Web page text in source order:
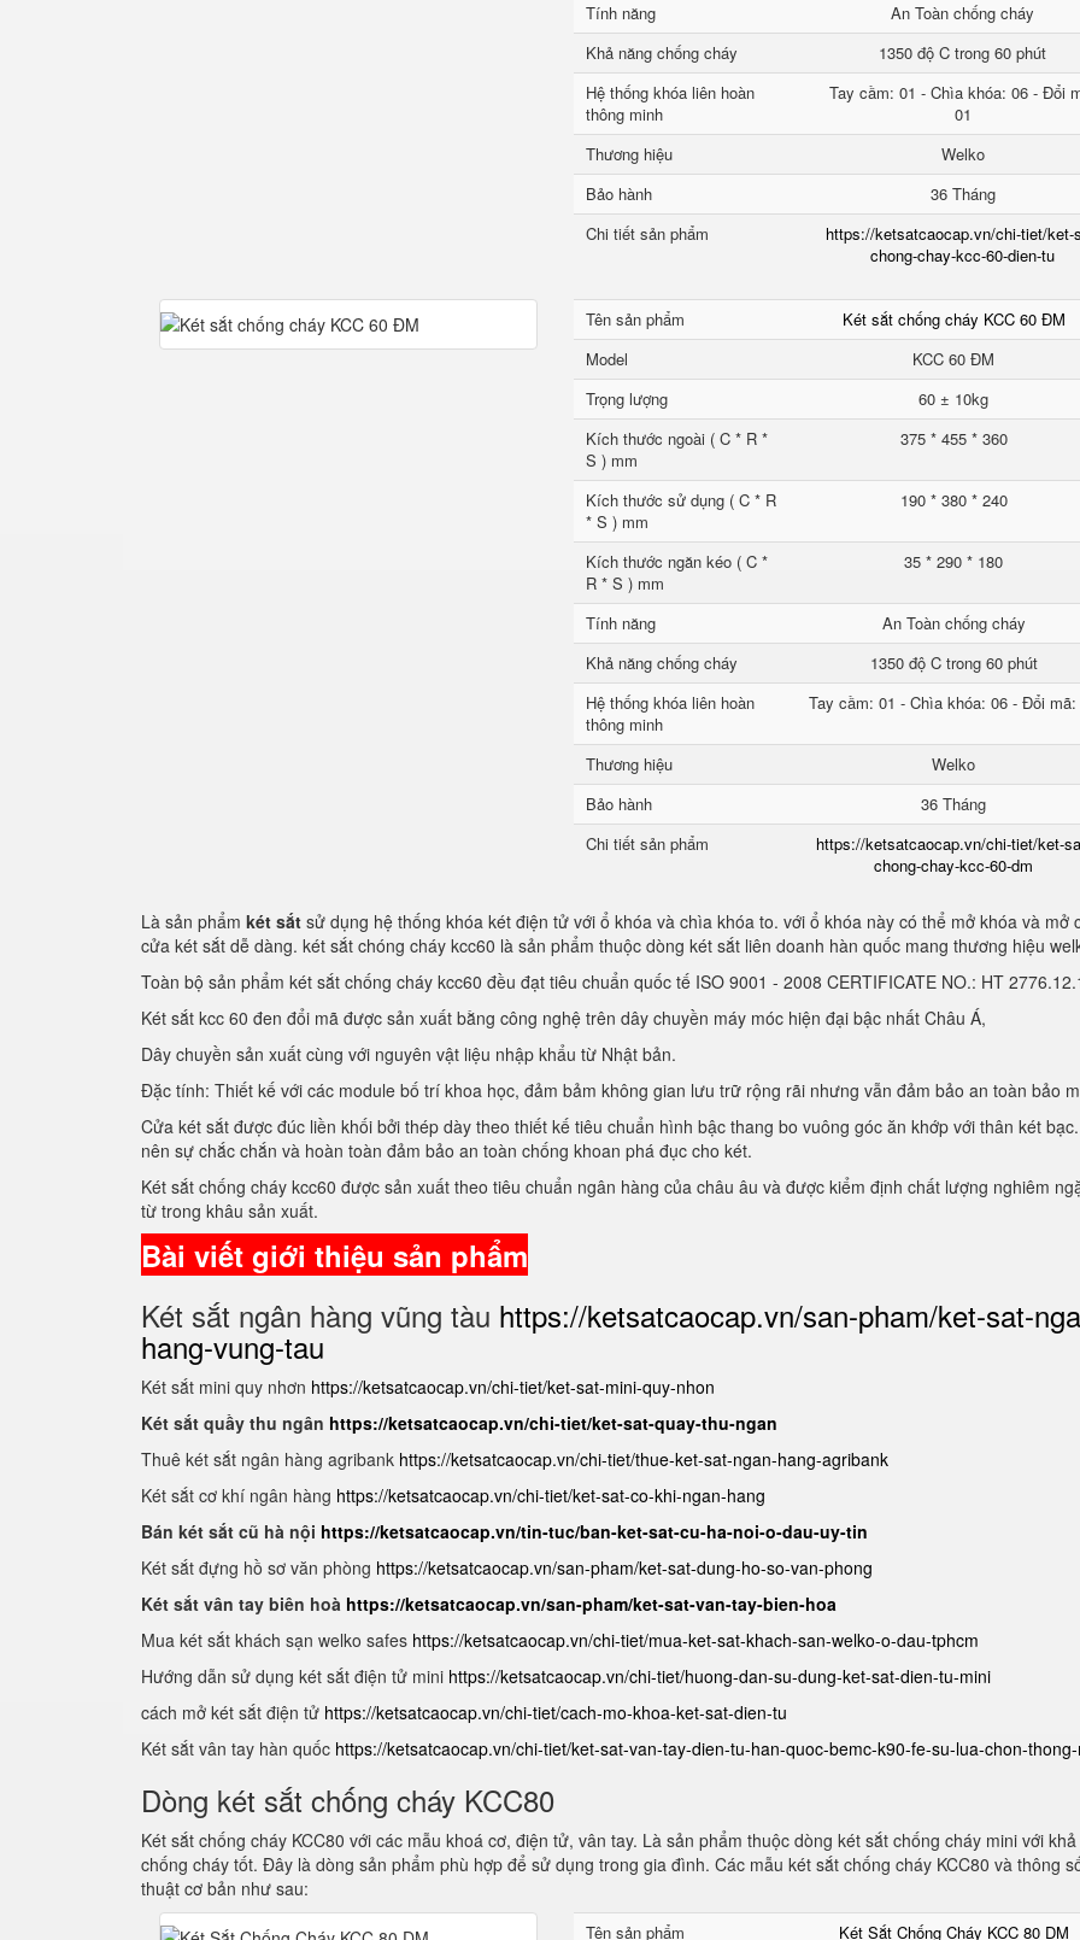
Tính năng
An Toàn chống cháy
Khả năng chống cháy
1350 độ C trong 60 phút
Hệ thống khóa liên hoàn
thông minh
Tay cầm: 01 - Chìa khóa: 06 - Đổi
01
Thương hiệu
Welko
Bảo hành
36 Tháng
Chi tiết sản phẩm
https://ketsatcaocap.vn/chi-tiet/ket-
chong-chay-kcc-60-dien-tu
Tên sản phẩm
Két sắt chống cháy KCC 60 ĐM
Model
KCC 60 ĐM
Trọng lượng
60 ± 10kg
Kích thước ngoài ( C * R *
S ) mm
375 * 455 * 360
Kích thước sử dụng ( C * R
* S ) mm
190 * 380 * 240
Kích thước ngăn kéo ( C *
R * S ) mm
35 * 290 * 180
Tính năng
An Toàn chống cháy
Khả năng chống cháy
1350 độ C trong 60 phút
Hệ thống khóa liên hoàn
thông minh
Tay cầm: 01 - Chìa khóa: 06 - Đổi mã:
Thương hiệu
Welko
Bảo hành
36 Tháng
Chi tiết sản phẩm
https://ketsatcaocap.vn/chi-tiet/ket-
chong-chay-kcc-60-dm
Là sản phẩm két sắt sử dụng hệ thống khóa két điện tử với ổ khóa và chìa khóa to. với ổ khóa này có thể mở khóa và mở
cửa két sắt dễ dàng. két sắt chóng cháy kcc60 là sản phẩm thuộc dòng két sắt liên doanh hàn quốc mang thương hiệu
Toàn bộ sản phẩm két sắt chống cháy kcc60 đều đạt tiêu chuẩn quốc tế ISO 9001 - 2008 CERTIFICATE NO.: HT
Két sắt kcc 60 đen đổi mã được sản xuất bằng công nghệ trên dây chuyền máy móc hiện đại bậc nhất Châu Á,
Dây chuyền sản xuất cùng với nguyên vật liệu nhập khẩu từ Nhật bản.
Đặc tính: Thiết kế với các module bố trí khoa học, đảm bảm không gian lưu trữ rộng rãi nhưng vẫn đảm bảo an toàn bảo
Cửa két sắt được đúc liền khối bởi thép dày theo thiết kế tiêu chuẩn hình bậc thang bo vuông góc ăn khớp với thân két
nên sự chắc chắn và hoàn toàn đảm bảo an toàn chống khoan phá đục cho két.
Két sắt chống cháy kcc60 được sản xuất theo tiêu chuẩn ngân hàng của châu âu và được kiểm định chất lượng nghiêm
từ trong khâu sản xuất.
Bài viết giới thiệu sản phẩm
Két sắt ngân hàng vũng tàu https://ketsatcaocap.vn/san-pham/ket-sat-
hang-vung-tau
Két sắt mini quy nhơn https://ketsatcaocap.vn/chi-tiet/ket-sat-mini-quy-nhon
Két sắt quầy thu ngân https://ketsatcaocap.vn/chi-tiet/ket-sat-quay-thu-ngan
Thuê két sắt ngân hàng agribank https://ketsatcaocap.vn/chi-tiet/thue-ket-sat-ngan-hang-agribank
Két sắt cơ khí ngân hàng https://ketsatcaocap.vn/chi-tiet/ket-sat-co-khi-ngan-hang
Bán két sắt cũ hà nội https://ketsatcaocap.vn/tin-tuc/ban-ket-sat-cu-ha-noi-o-dau-uy-tin
Két sắt đựng hồ sơ văn phòng https://ketsatcaocap.vn/san-pham/ket-sat-dung-ho-so-van-phong
Két sắt vân tay biên hoà https://ketsatcaocap.vn/san-pham/ket-sat-van-tay-bien-hoa
Mua két sắt khách sạn welko safes https://ketsatcaocap.vn/chi-tiet/mua-ket-sat-khach-san-welko-o-dau-tphcm
Hướng dẫn sử dụng két sắt điện tử mini https://ketsatcaocap.vn/chi-tiet/huong-dan-su-dung-ket-sat-dien-tu-mini
cách mở két sắt điện tử https://ketsatcaocap.vn/chi-tiet/cach-mo-khoa-ket-sat-dien-tu
Két sắt vân tay hàn quốc https://ketsatcaocap.vn/chi-tiet/ket-sat-van-tay-dien-tu-han-quoc-bemc-k90-fe-su-lua-chon-
Dòng két sắt chống cháy KCC80
Két sắt chống cháy KCC80 với các mẫu khoá cơ, điện tử, vân tay. Là sản phẩm thuộc dòng két sắt chống cháy mini với
chống cháy tốt. Đây là dòng sản phẩm phù hợp để sử dụng trong gia đình. Các mẫu két sắt chống cháy KCC80 và thông
thuật cơ bản như sau:
Tên sản phẩm Két Sắt Chống Cháy KCC 80 DM